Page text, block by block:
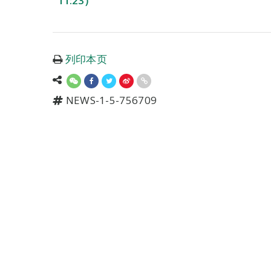
列印本页
NEWS-1-5-756709